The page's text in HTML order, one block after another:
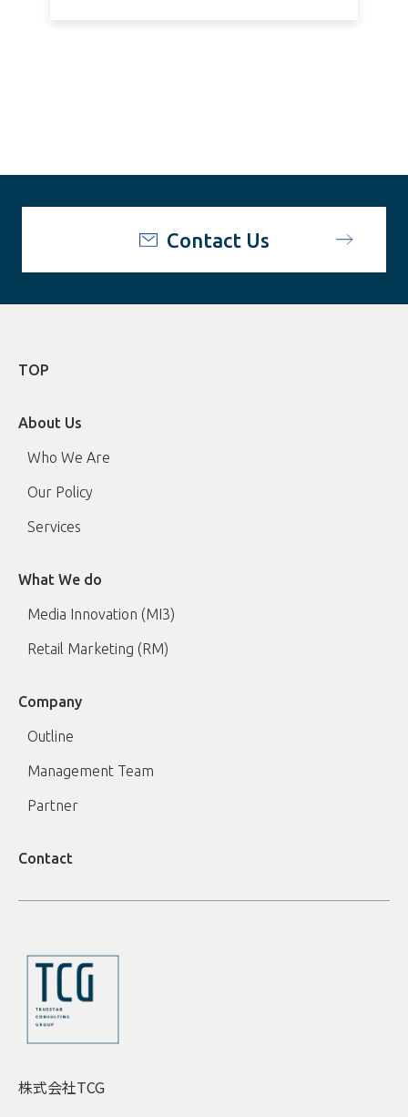
Contact Us
TOP
About Us
Who We Are
Our Policy
Services
What We do
Media Innovation (MI3)
Retail Marketing (RM)
Company
Outline
Management Team
Partner
Contact
株式会社TCG